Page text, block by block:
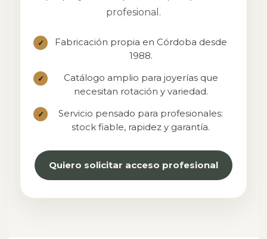
profesional.
✓
Fabricación propia en Córdoba desde
1988.
✓
Catálogo amplio para joyerías que
necesitan rotación y variedad.
✓
Servicio pensado para profesionales:
stock fiable, rapidez y garantía.
Quiero solicitar acceso profesional